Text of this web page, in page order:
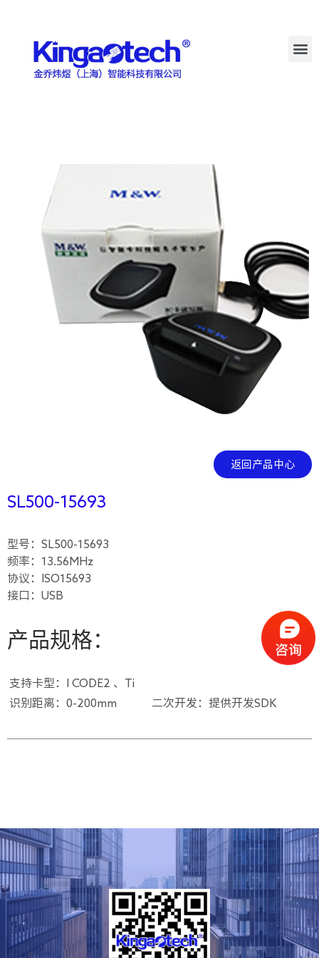
返回产品中心
SL500-15693
型号：SL500-15693
频率：13.56MHz
协议：ISO15693
接口：USB
产品规格：
支持卡型：I CODE2 、Ti
识别距离：0-200mm
二次开发：提供开发SDK